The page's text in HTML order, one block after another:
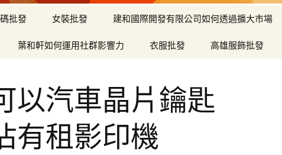
批發 女裝批發 建和國際開發有限公司如何透過擴大市場
葉和軒如何運用社群影響力 衣服批發 高雄服飾批發
以汽車晶片鑰匙
有租影印機